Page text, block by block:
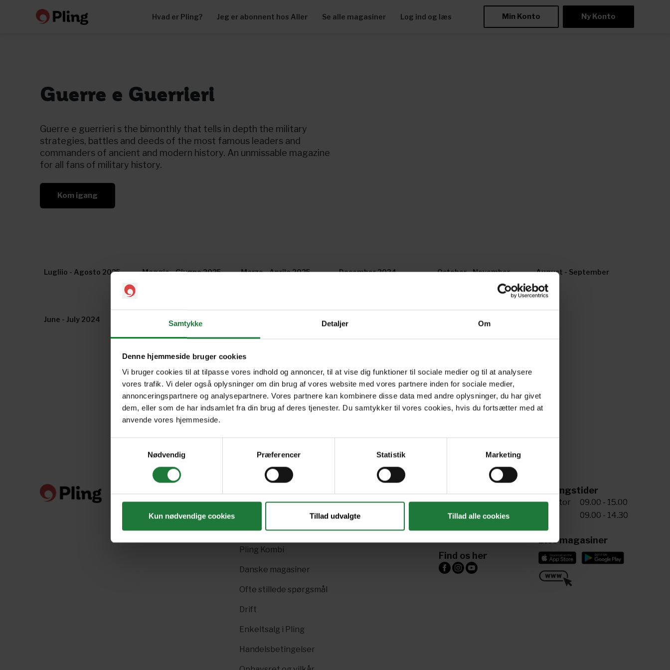
Samtykke Detaljer Om
Denne hjemmeside bruger cookies
Vi bruger cookies til at tilpasse vores indhold og annoncer, til at vise dig funktioner til sociale medier og til at analysere
vores trafik. Vi deler også oplysninger om din brug af vores website med vores partnere inden for sociale medier,
annonceringspartnere og analysepartnere. Vores partnere kan kombinere disse data med andre oplysninger, du har givet
dem, eller som de har indsamlet fra din brug af deres tjenester. Du samtykker til vores cookies, hvis du fortsætter med at
anvende vores hjemmeside.
Nødvendig
Præferencer Statistik Marketing
Kun nødvendige cookies Tillad udvalgte Tillad alle cookies
Hvad er Pling? Jeg er abonnent hos Aller Se alle magasiner Log ind og læs Min Konto Ny Konto
Guerre e Guerrieri
Guerre e guerrieri s the bimonthly that tells in depth the military
strategies, battles and deeds of the most famous leaders and
commanders of ancient and modern history. An unmissable magazine
for all fans of military history.
Kom igang
Lugliio - Agosto 2025 Maggio - Giugno 2025 Marzo - Aprile 2025
December 2024 -
October - November
August - September
June - July 2024 May - June 2024
December - January
2024
October - November
Forrige 1 Næste
Pling Favorit
Pling Kombi
Danske magasiner
Ofte stillede spørgsmål
Drift
Enkeltsalg i Pling
Handelsbetingelser
+45 72 34 20 81
pling@aller.com
Find os her
Åbningstider
Man-tor
09.00 - 15.00
09.00 - 14.30
Læs magasiner